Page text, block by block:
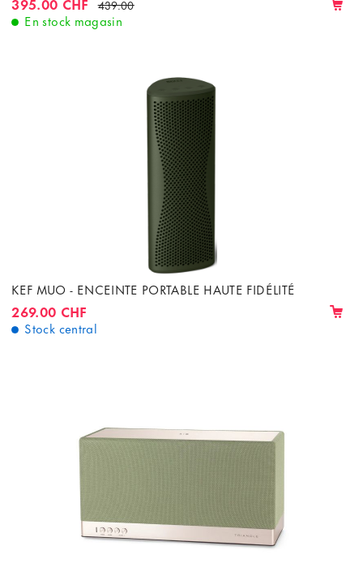
439.00
En stock magasin
KEF MUO - ENCEINTE PORTABLE HAUTE FIDÉLITÉ
269.00 CHF
Stock central